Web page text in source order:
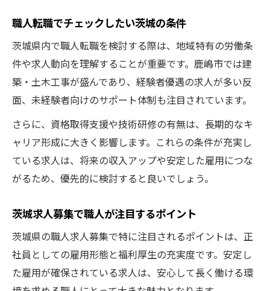
職人転職でチェックしたい茨城の条件
茨城県内で職人転職を検討する際は、地域特有の労働条
件や求人動向を理解することが重要です。鹿嶋市では建
築・土木工事が盛んであり、経験者優遇の求人が多い反
面、未経験者向けのサポート体制も注目されています。
さらに、資格取得支援や技術研修の有無は、長期的なキ
ャリア形成に大きく影響します。これらの条件が充実し
ている求人は、将来の収入アップや安定した雇用につな
がるため、優先的に検討すると良いでしょう。
茨城求人募集で職人が注目するポイント
茨城県の職人求人募集で特に注目されるポイントは、正
社員としての雇用形態と福利厚生の充実度です。安定し
た雇用が確保されている求人は、安心して長く働ける環